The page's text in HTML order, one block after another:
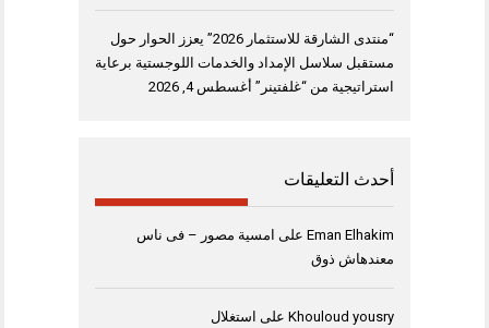
“منتدى الشارقة للاستثمار 2026” يعزز الحوار حول
مستقبل سلاسل الإمداد والخدمات اللوجستية برعاية
استراتيجية من “غلفتينر” أغسطس 4, 2026
أحدث التعليقات
Eman Elhakim على امسية مصور – فى ناس
معندهاش ذوق
Khouloud yousry على استغلال